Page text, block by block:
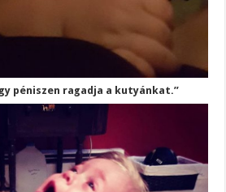
péniszen ragadja a kutyánkat.”